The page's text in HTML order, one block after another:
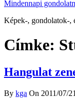
Mindennapi
Képek-, gondolatok-,
Címke:
Hangulat
By kga On 2011/07/21